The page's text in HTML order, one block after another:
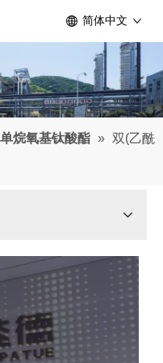
简体中文
单烷氧基钛酸酯 » 双(乙酰